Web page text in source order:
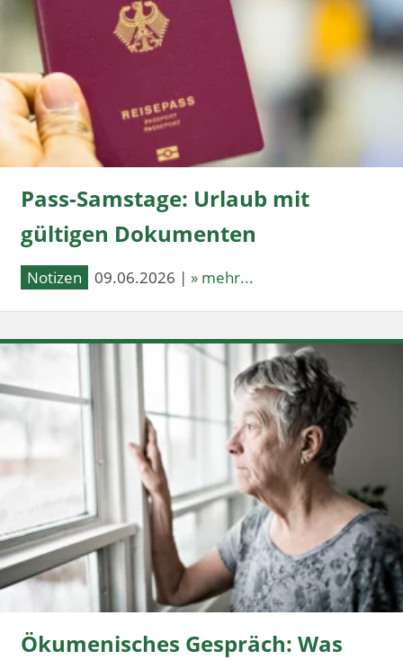
Pass-Samstage: Urlaub mit
gültigen Dokumenten
Notizen 09.06.2026 | » mehr...
Ökumenisches Gespräch: Was